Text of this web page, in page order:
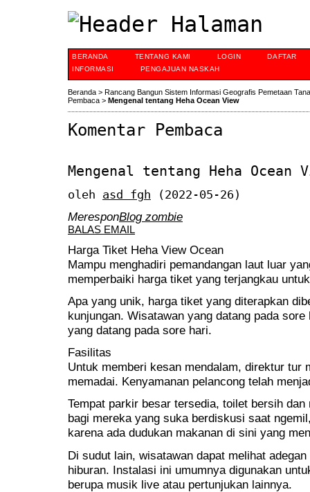
BERANDA TENTANG KAMI LOGIN
DAFTAR
INFORMASI
PENGAJUAN NASKAH
Beranda > Rancang Bangun Sistem Informasi Geografis Pemetaan
Pembaca > Mengenal tentang Heha Ocean View
Komentar Pembaca
Mengenal tentang Heha Ocean
oleh asd fgh (2022-05-26)
MeresponBlog zombie
BALAS EMAIL
Harga Tiket Heha View Ocean
Mampu menghadiri pemandangan laut luar
memperbaiki harga tiket yang terjangkau
Apa yang unik, harga tiket yang diterapkan
kunjungan. Wisatawan yang datang pada
yang datang pada sore hari.
Fasilitas
Untuk memberi kesan mendalam, direktur tur
memadai. Kenyamanan pelancong telah
Tempat parkir besar tersedia, toilet bersih
bagi mereka yang suka berdiskusi saat
karena ada dudukan makanan di sini yang
Di sudut lain, wisatawan dapat melihat
hiburan. Instalasi ini umumnya digunakan
berupa musik live atau pertunjukan lainnya.